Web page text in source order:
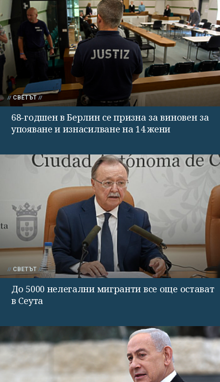
СВЕТЪТ
68-годшен в Берлин се призна за виновен за
упояване и изнасилване на 14 жени
СВЕТЪТ
До 5000 нелегални мигранти все още остават
в Сеута